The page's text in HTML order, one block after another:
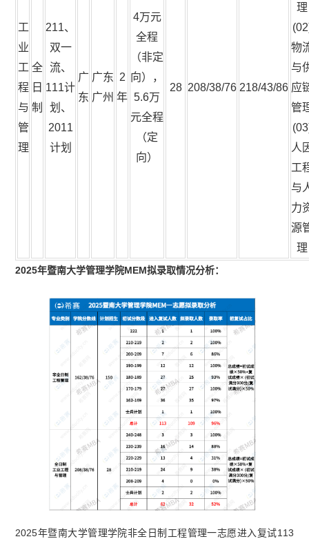
工
业
工
程
与
管
理
全
日
制
211、
双一
流、
111计
划、
2011
计划
广
东
广东
广州
2
年
4万元
全程
（非定
向），
5.6万
元全程
（定
向）
28 208/38/76 218/43/86
理
物
与
应
管
人
工
与
力
源
理
2025年暨南大学管理学院MEM拟录取情况分析：
2025年暨南大学管理学院非全日制工程管理一志愿进入复试113